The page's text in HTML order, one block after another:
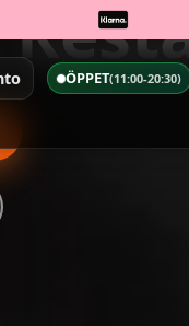
ÖPPET(11:00-20:30)